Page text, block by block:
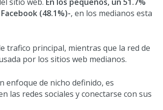
(48.1%)-, en los medianos esta
trafico principal, mientras que la red de
por los sitios web medianos.
enfoque de nicho definido, es
las redes sociales y conectarse con sus